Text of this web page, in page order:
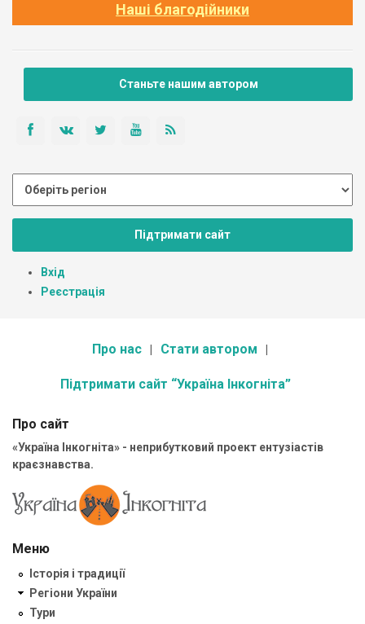
Наші благодійники
Станьте нашим автором
Підтримати сайт
Вхід
Реєстрація
Про нас Стати автором
Підтримати сайт “Україна Інкогніта”
Про сайт
«Україна Інкогніта» - неприбутковий проект ентузіастів
краєзнавства.
Меню
Історія і традиції
Регіони України
Тури